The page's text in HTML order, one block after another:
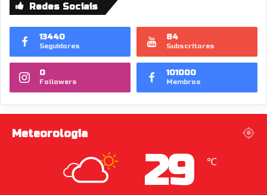
Redes Sociais
13440
Seguidores
84
Subscritores
0
Followers
101000
Membros
Meteorologia
29 ℃